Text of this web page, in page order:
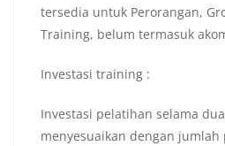
tersedia untuk Perorangan,
Training, belum termasuk
Investasi training :
Investasi pelatihan selama
menyesuaikan dengan jumlah